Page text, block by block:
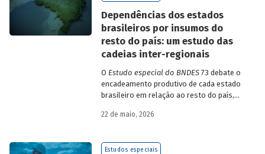
Dependências dos estados
brasileiros por insumos do
resto do país: um estudo das
cadeias inter-regionais
O Estudo especial do BNDES73 debate o
encadeamento produtivo de cada estado
brasileiro em relação ao resto do país,
quanto o estímulo a um estado ou setor
metodologia de construção de matrizes
22 de maio, 2026
Estudos especiais